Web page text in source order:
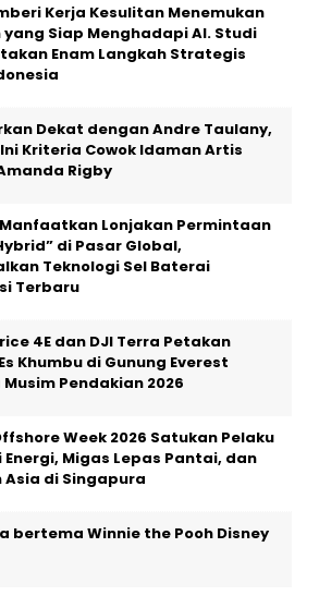
Kerja Kesulitan Menemukan
yang Siap Menghadapi AI. Studi
Enam Langkah Strategis
Dekat dengan Andre Taulany,
Kriteria Cowok Idaman Artis
Rigby
Lonjakan Permintaan
di Pasar Global,
Teknologi Sel Baterai
Terbaru
4E dan DJI Terra Petakan
Khumbu di Gunung Everest
Pendakian 2026
Week 2026 Satukan Pelaku
Migas Lepas Pantai, dan
Asia di Singapura
bertema Winnie the Pooh Disney